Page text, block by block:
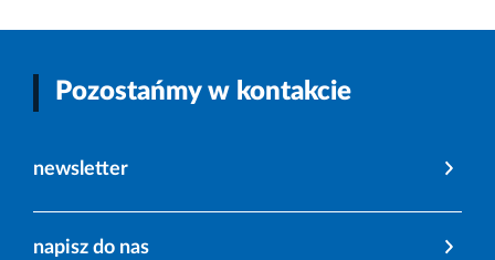
Pozostańmy w kontakcie
newsletter
napisz do nas